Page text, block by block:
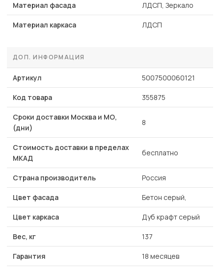
Материал фасада ЛДСП, Зеркало
Материал каркаса ЛДСП
ДОП. ИНФОРМАЦИЯ
Артикул 5007500060121
Код товара 355875
Сроки доставки Москва и МО,
(дни)
8
Стоимость доставки в пределах
МКАД
бесплатно
Страна производитель Россия
Цвет фасада Бетон серый,
Цвет каркаса Дуб крафт серый
Вес, кг 137
Гарантия 18 месяцев